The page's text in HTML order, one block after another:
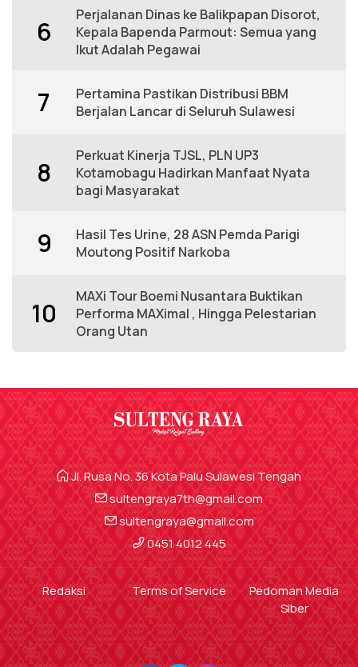
6
Perjalanan Dinas ke Balikpapan Disorot,
Kepala Bapenda Parmout: Semua yang
Ikut Adalah Pegawai
7
Pertamina Pastikan Distribusi BBM
Berjalan Lancar di Seluruh Sulawesi
8
Perkuat Kinerja TJSL, PLN UP3
Kotamobagu Hadirkan Manfaat Nyata
bagi Masyarakat
9
Hasil Tes Urine, 28 ASN Pemda Parigi
Moutong Positif Narkoba
10
MAXi Tour Boemi Nusantara Buktikan
Performa MAXimal , Hingga Pelestarian
Orang Utan
Jl. Rusa No. 36 Kota Palu Sulawesi Tengah
sultengraya7th@gmail.com
sultengraya@gmail.com
0451 4012 445
Redaksi Terms of Service
Pedoman Media
Siber